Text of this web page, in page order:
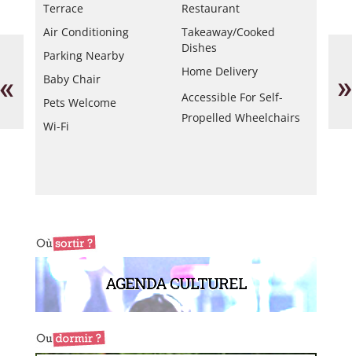
«
Garde-
Manger »
Terrace
Air Conditioning
Parking Nearby
Baby Chair
Pets Welcome
Wi-Fi
Restaurant
Takeaway/cooked
Dishes
Home Delivery
Accessible For Self-
Propelled Wheelchairs
AGENDA CULTUREL